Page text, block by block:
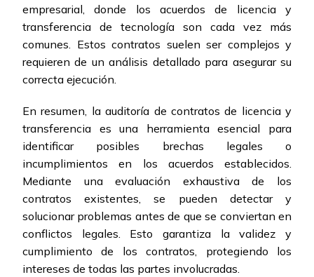
empresarial, donde los acuerdos de licencia y
transferencia de tecnología son cada vez más
comunes. Estos contratos suelen ser complejos y
requieren de un análisis detallado para asegurar su
correcta ejecución.
En resumen, la auditoría de contratos de licencia y
transferencia es una herramienta esencial para
identificar posibles brechas legales o
incumplimientos en los acuerdos establecidos.
Mediante una evaluación exhaustiva de los
contratos existentes, se pueden detectar y
solucionar problemas antes de que se conviertan en
conflictos legales. Esto garantiza la validez y
cumplimiento de los contratos, protegiendo los
intereses de todas las partes involucradas.